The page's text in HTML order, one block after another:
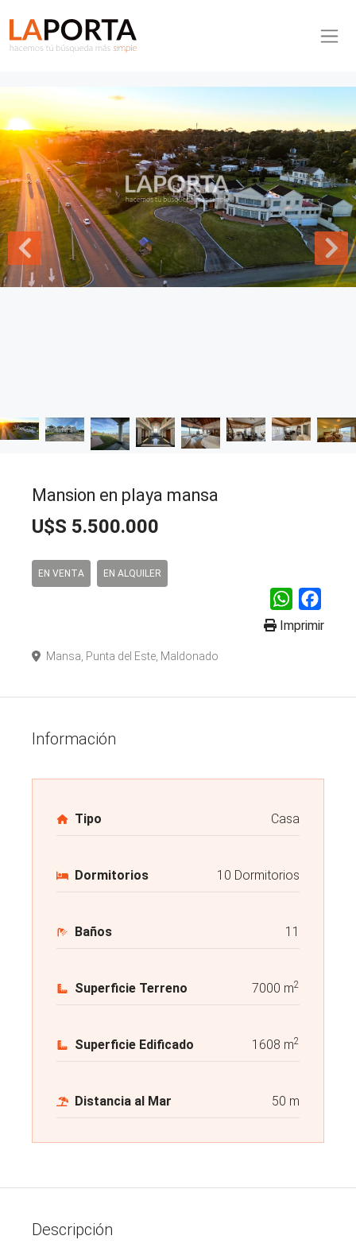
Inicio
Casa ID.872/Mansion-en-playa-mansa - Mansion en playa
Mansion en playa mansa
U$S 5.500.000
EN VENTA EN ALQUILER
WhatsApp
Imprimir
Mansa, Punta del Este, Maldonado
Información
Tipo Casa
Dormitorios 10 Dormitorios
Baños 11
Superficie Terreno 7000 m2
Superficie Edificado 1608 m2
Distancia al Mar 50 m
Descripción